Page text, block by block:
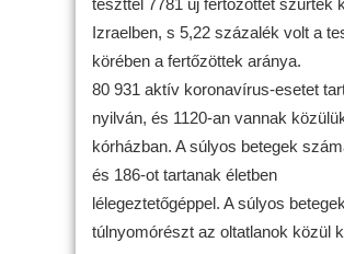
teszttel 7781 új fertőzöttet szűrtek
Izraelben, s 5,22 százalék volt a
körében a fertőzöttek aránya.
80 931 aktív koronavírus-esetet
nyilván, és 1120-an vannak
kórházban. A súlyos betegek
és 186-ot tartanak életben
lélegeztetőgéppel. A súlyos betegek
túlnyomórészt az oltatlanok közül